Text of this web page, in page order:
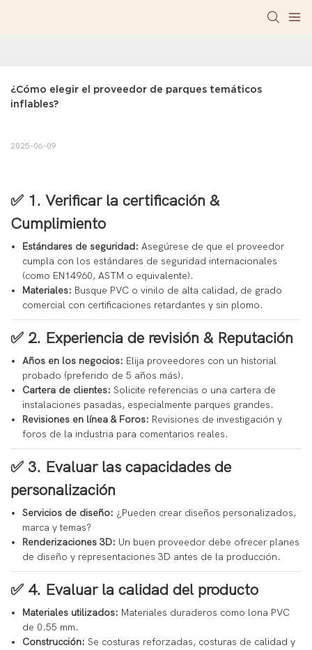
¿Cómo elegir el proveedor de parques temáticos
inflables?
2025-06-09
✅ 1. Verificar la certificación &
Cumplimiento
Estándares de seguridad: Asegúrese de que el proveedor
cumpla con los estándares de seguridad internacionales
(como EN14960, ASTM o equivalente).
Materiales: Busque PVC o vinilo de alta calidad, de grado
comercial con certificaciones retardantes y sin plomo.
✅ 2. Experiencia de revisión & Reputación
Años en los negocios: Elija proveedores con un historial
probado (preferido de 5 años más).
Cartera de clientes: Solicite referencias o una cartera de
instalaciones pasadas, especialmente parques grandes.
Revisiones en línea & Foros: Revisiones de investigación y
foros de la industria para comentarios reales.
✅ 3. Evaluar las capacidades de
personalización
Servicios de diseño: ¿Pueden crear diseños personalizados,
marca y temas?
Renderizaciones 3D: Un buen proveedor debe ofrecer planes
de diseño y representaciones 3D antes de la producción.
✅ 4. Evaluar la calidad del producto
Materiales utilizados: Materiales duraderos como lona PVC
de 0.55 mm.
Construcción: Se costuras reforzadas, costuras de calidad y